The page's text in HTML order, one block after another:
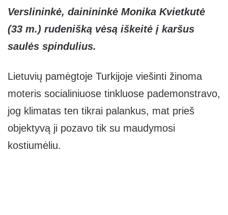
Verslininkė, dainininkė Monika Kvietkutė
(33 m.) rudenišką vėsą iškeitė į karšus
saulės spindulius.
Lietuvių pamėgtoje Turkijoje viešinti žinoma
moteris socialiniuose tinkluose pademonstravo,
jog klimatas ten tikrai palankus, mat prieš
objektyvą ji pozavo tik su maudymosi
kostiumėliu.